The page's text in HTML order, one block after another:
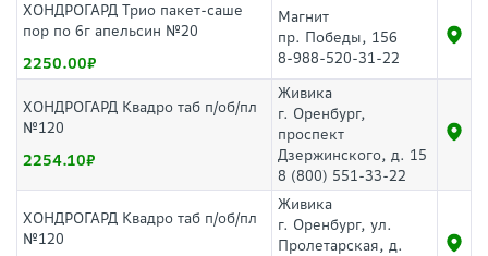
ХОНДРОГАРД Трио пакет-саше
пор по 6г апельсин №20
2250.00
Магнит
пр. Победы, 156
8-988-520-31-22
ХОНДРОГАРД Квадро таб п/об/пл
№120
2254.10
Живика
г. Оренбург,
проспект
Дзержинского, д. 15
8 (800) 551-33-22
ХОНДРОГАРД Квадро таб п/об/пл
№120
Живика
г. Оренбург, ул.
Пролетарская, д.